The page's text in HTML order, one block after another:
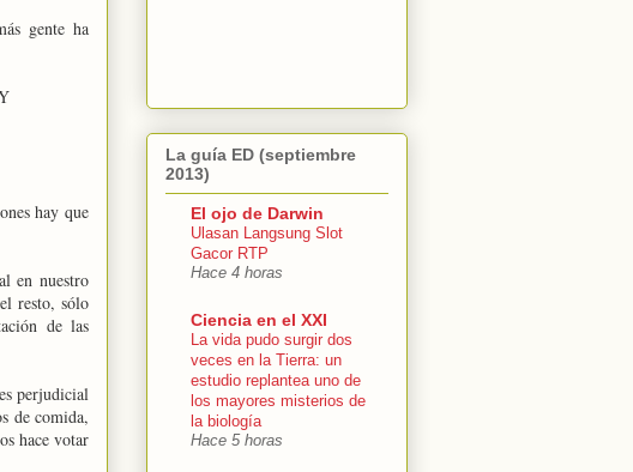
gente ha
hay que
en nuestro
resto, sólo
de las
perjudicial
de comida,
hace votar
La guía ED (septiembre
2013)
El ojo de Darwin
Ulasan Langsung Slot
Gacor RTP
Hace 4 horas
Ciencia en el XXI
La vida pudo surgir dos
veces en la Tierra: un
estudio replantea uno de
los mayores misterios de
la biología
Hace 5 horas